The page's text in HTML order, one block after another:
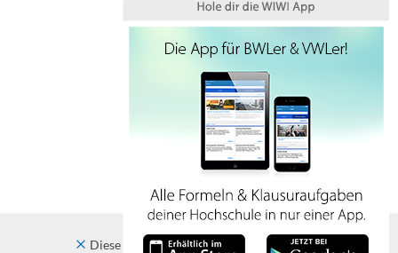
Diese Website verwendet Cookies. Indem